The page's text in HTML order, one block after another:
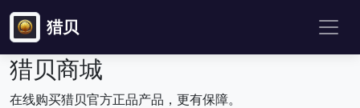
猎贝
猎贝商城
在线购买猎贝官方正品产品，更有保障。